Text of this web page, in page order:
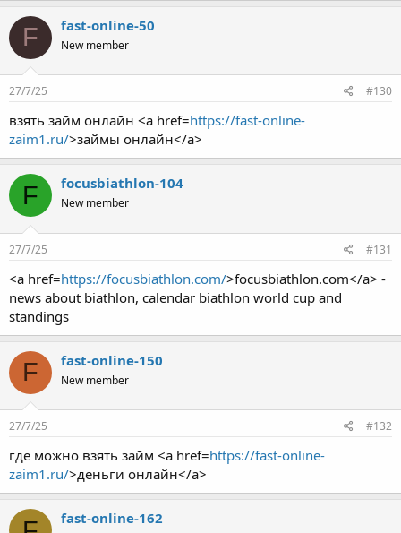
F fast-online-50
New member
27/7/25 #130
взять займ онлайн <a href=https://fast-online-
zaim1.ru/>займы онлайн</a>
F focusbiathlon-104
New member
27/7/25 #131
<a href=https://focusbiathlon.com/>focusbiathlon.com</a> -
news about biathlon, calendar biathlon world cup and
standings
F fast-online-150
New member
27/7/25 #132
где можно взять займ <a href=https://fast-online-
zaim1.ru/>деньги онлайн</a>
fast-online-162